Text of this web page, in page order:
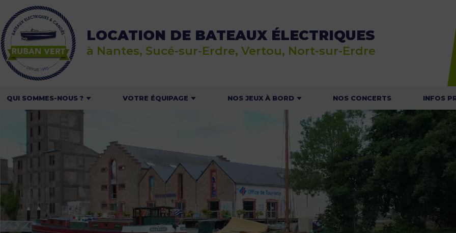
LOCATION DE BATEAUX ÉLECTRIQUES
à Nantes, Sucé-sur-Erdre, Vertou, Nort-sur-Erdre
QUI SOMMES-NOUS ?
NOS PARTENAIRES
ON PARLE DE NOUS
RP & AMBASSADEURS
VOTRE ÉQUIPAGE
EN AMOUREUX
LOISIRS ET LES SCOLAIRES
NOS OFFRES POUR LES
PROFESSIONNELS
NOS JEUX À BORD
LE JEU RALLYE NAUTIC
LE JEU DU MOUSSAILLON
NOS CONCERTS INFOS
RÈGLES